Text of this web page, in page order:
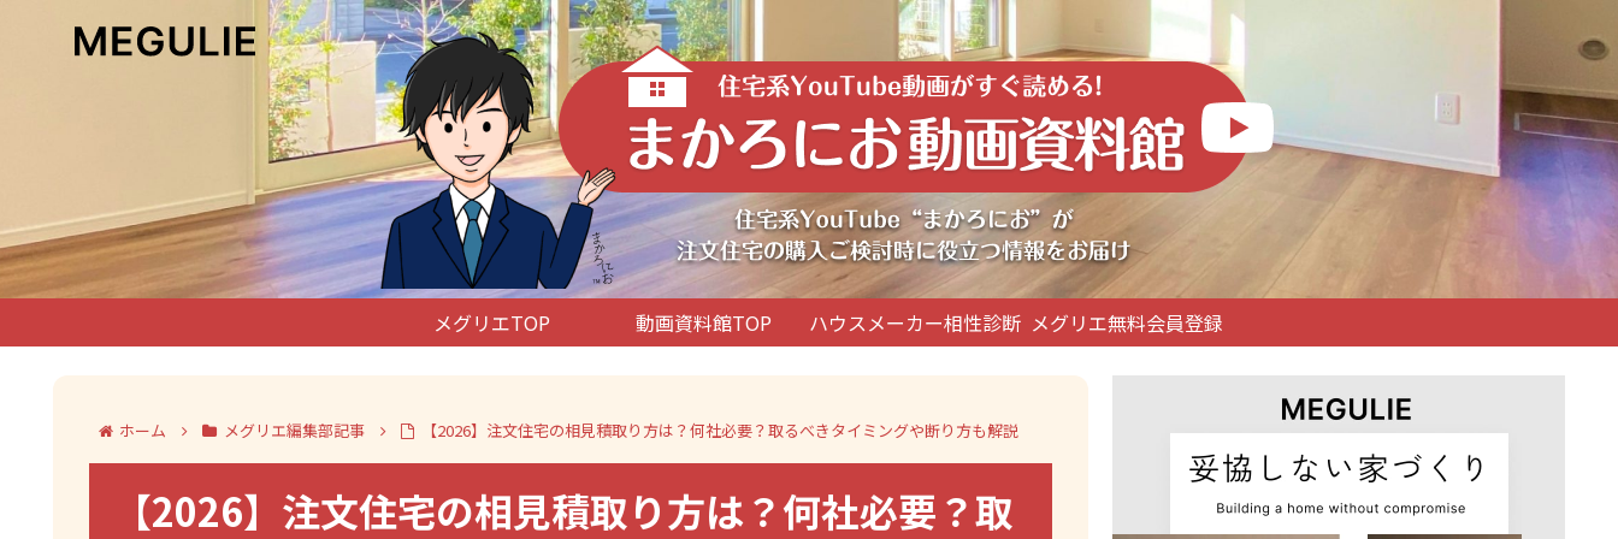
メグリエTOP 動画資料館TOP ハウスメーカー相性診断 メグリエ無料会員登録
ホーム メグリエ編集部記事 【2026】注文住宅の相見積取り方は？何社必要？取るべきタイミングや断り方も解説
【2026】注文住宅の相見積取り方は？何社必要？取